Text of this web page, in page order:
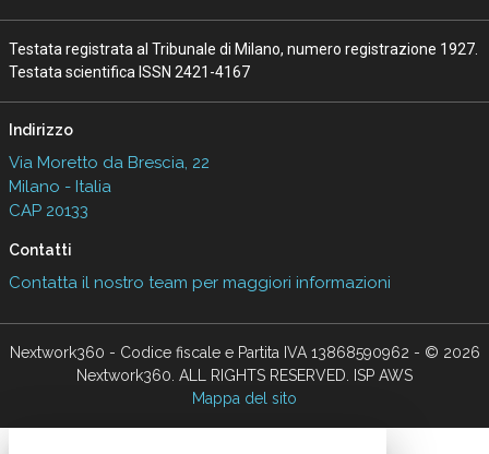
Testata registrata al Tribunale di Milano, numero registrazione 1927.
Testata scientifica ISSN 2421-4167
Indirizzo
Via Moretto da Brescia, 22
Milano - Italia
CAP 20133
Contatti
Contatta il nostro team per maggiori informazioni
Nextwork360 - Codice fiscale e Partita IVA 13868590962 - © 2026
Nextwork360. ALL RIGHTS RESERVED. ISP AWS
Mappa del sito